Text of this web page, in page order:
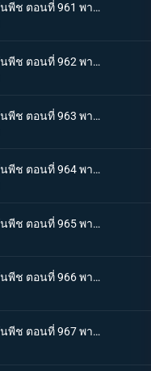
One piece วันพีช ตอนที่ 961 พากย์ไทย สาบานเป็นศิษย์ทั้งน้ำตา โอเด้งกับคินเอม่อน
One piece วันพีช ตอนที่ 962 พากย์ไทย ชะตาชีวิตที่เปลี่ยนแปลง กลุ่มโจรสลัดหนวดขาวเกยตื้น!!
One piece วันพีช ตอนที่ 963 พากย์ไทย ความมุ่งมั่นของโอเด้ง! การทดสอบของหนวดขาว!
One piece วันพีช ตอนที่ 964 พากย์ไทย น้องชายของหนวดขาว! การผจญภัยของโอเด้ง!
One piece วันพีช ตอนที่ 965 พากย์ไทย ดวลดาบ! โรเจอร์กับหนวดขาว!
One piece วันพีช ตอนที่ 966 พากย์ไทย ความปรารถนาของโรเจอร์! การเดินทางครั้งใหม่
One piece วันพีช ตอนที่ 967 พากย์ไทย อุทิศชีวิต! การผจญภัยของโรเจอร์!